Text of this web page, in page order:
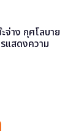
จ่าง กุศโลบาย
แสดงความ